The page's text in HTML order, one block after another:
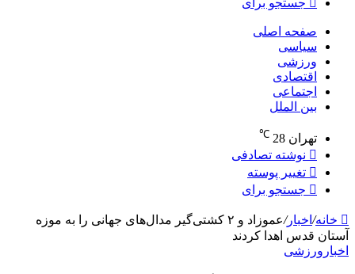
جستجو برای
صفحه اصلی
سیاسی
ورزشی
اقتصادی
اجتماعی
بین الملل
تهران 28
℃
نوشته تصادفی
تغییر پوسته
جستجو برای
خانه/ اخبار/
عموزاد و ۲ کشتی‌گیر مدال‌های جهانی را به موزه
آستان قدس اهدا کردند
اخبار ورزشی